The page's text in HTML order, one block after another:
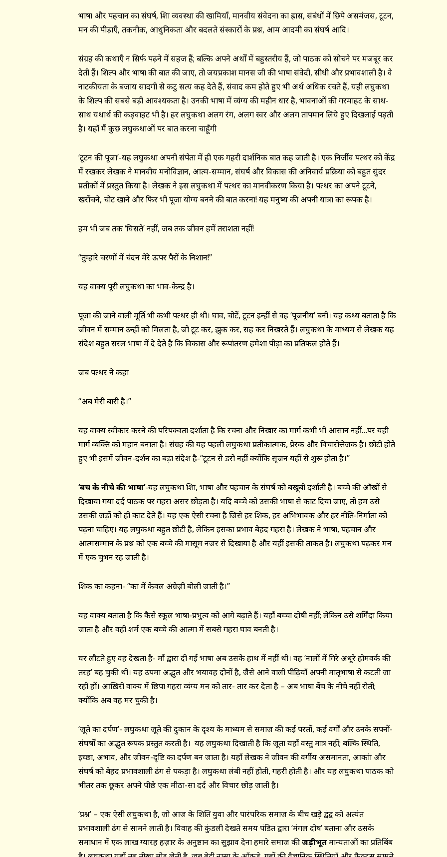
भाषा और पहचान का संघर्ष, शिक्षा व्यवस्था की खामियाँ, मानवीय संवेदना का ह्रास, संबंधों में छिपे असमंजस, टूटन,
मन की पीड़ाएँ, तकनीक, आधुनिकता और बदलते संस्कारों के प्रश्न, आम आदमी का संघर्ष आदि।
संग्रह की कथाएँ न सिर्फ पढ़ने में सहज हैं; बल्कि अपने अर्थों में बहुस्तरीय हैं, जो पाठक को सोचने पर मजबूर कर
देती हैं। शिल्प और भाषा की बात की जाए, तो जयप्रकाश मानस जी की भाषा संवेदी, सीधी और प्रभावशाली है। वे
नाटकीयता के बजाय सादगी से कटु सत्य कह देते हैं, संवाद कम होते हुए भी अर्थ अधिक रचते हैं, यही लघुकथा
के शिल्प की सबसे बड़ी आवश्यकता है। उनकी भाषा में व्यंग्य की महीन धार है, भावनाओं की गरमाहट के साथ-
साथ यथार्थ की कड़वाहट भी है। हर लघुकथा अलग रंग, अलग स्वर और अलग तापमान लिये हुए दिखलाई पड़ती
है। यहाँ मैं कुछ लघुकथाओं पर बात करना चाहूँगी
‘टूटन की पूजा’-यह लघुकथा अपनी संक्षेपता में ही एक गहरी दार्शनिक बात कह जाती है। एक निर्जीव पत्थर को केंद्र
में रखकर लेखक ने मानवीय मनोविज्ञान, आत्म-सम्मान, संघर्ष और विकास की अनिवार्य प्रक्रिया को बहुत सुंदर
प्रतीकों में प्रस्तुत किया है। लेखक ने इस लघुकथा में पत्थर का मानवीकरण किया है। पत्थर का अपने टूटने,
खरोंचने, चोट खाने और फिर भी पूजा योग्य बनने की बात करना! यह मनुष्य की अपनी यात्रा का रूपक है।
हम भी जब तक ‘घिसते’ नहीं, जब तक जीवन हमें तराशता नहीं!
“तुम्हारे चरणों में चंदन मेरे ऊपर पैरों के निशान!”
यह वाक्य पूरी लघुकथा का भाव-केन्द्र है।
पूजा की जाने वाली मूर्ति भी कभी पत्थर ही थी। घाव, चोटें, टूटन इन्हीं से वह ‘पूजनीय’ बनी। यह कथ्य बताता है कि
जीवन में सम्मान उन्हीं को मिलता है, जो टूट कर, झुक कर, सह कर निखरते हैं। लघुकथा के माध्यम से लेखक यह
संदेश बहुत सरल भाषा में दे देते है कि विकास और रूपांतरण हमेशा पीड़ा का प्रतिफल होते हैं।
जब पत्थर ने कहा
“अब मेरी बारी है।”
यह वाक्य स्वीकार करने की परिपक्वता दर्शाता है कि रचना और निखार का मार्ग कभी भी आसान नहीं…पर यही
मार्ग व्यक्ति को महान बनाता है। संग्रह की यह पहली लघुकथा प्रतीकात्मक, प्रेरक और विचारोत्तेजक है। छोटी होते
हुए भी इसमें जीवन-दर्शन का बड़ा संदेश है-“टूटन से डरो नहीं क्योंकि सृजन यहीं से शुरू होता है।”
‘बेंच के नीचे की भाषा’-यह लघुकथा शिक्षा, भाषा और पहचान के संघर्ष को बखूबी दर्शाती है। बच्चे की आँखों से
दिखाया गया दर्द पाठक पर गहरा असर छोड़ता है। यदि बच्चे को उसकी भाषा से काट दिया जाए, तो हम उसे
उसकी जड़ों को ही काट देते हैं। यह एक ऐसी रचना है जिसे हर शिक्षक, हर अभिभावक और हर नीति-निर्माता को
पढ़ना चाहिए। यह लघुकथा बहुत छोटी है, लेकिन इसका प्रभाव बेहद गहरा है। लेखक ने भाषा, पहचान और
आत्मसम्मान के प्रश्न को एक बच्चे की मासूम नजर से दिखाया है और यहीं इसकी ताकत है। लघुकथा पढ़कर मन
में एक चुभन रह जाती है।
शिक्षक का कहना- “कक्षा में केवल अंग्रेज़ी बोली जाती है।”
यह वाक्य बताता है कि कैसे स्कूल भाषा-प्रभुत्व को आगे बढ़ाते हैं। यहाँ बच्चा दोषी नहीं; लेकिन उसे शर्मिंदा किया
जाता है और वही शर्म एक बच्चे की आत्मा में सबसे गहरा घाव बनती है।
घर लौटते हुए वह देखता है- माँ द्वारा दी गई भाषा अब उसके हाथ में नहीं थी। वह ‘नालों में गिरे अधूरे होमवर्क की
तरह’ बह चुकी थी। यह उपमा अद्भुत और भयावह दोनों है, जैसे आने वाली पीढ़ियाँ अपनी मातृभाषा से कटती जा
रही हों। आख़िरी वाक्य में छिपा गहरा व्यंग्य मन को तार- तार कर देता है – अब भाषा बेंच के नीचे नहीं रोती;
क्योंकि अब वह मर चुकी है।
‘जूते का दर्पण’- लघुकथा जूते की दुकान के दृश्य के माध्यम से समाज की कई परतों, कई वर्गों और उनके सपनों-
संघर्षों का अद्भुत रूपक प्रस्तुत करती है। यह लघुकथा दिखाती है कि जूता यहाँ वस्तु मात्र नहीं; बल्कि स्थिति,
इच्छा, अभाव, और जीवन-दृष्टि का दर्पण बन जाता है। यहाँ लेखक ने जीवन की वर्गीय असमानता, आकांक्षा और
संघर्ष को बेहद प्रभावशाली ढंग से पकड़ा है। लघुकथा लंबी नहीं होती, गहरी होती है। और यह लघुकथा पाठक को
भीतर तक छूकर अपने पीछे एक मीठा-सा दर्द और विचार छोड़ जाती है।
‘प्रश्न’ – एक ऐसी लघुकथा है, जो आज के शिक्षित युवा और पारंपरिक समाज के बीच खड़े द्वंद्व को अत्यंत
प्रभावशाली ढंग से सामने लाती है। विवाह की कुंडली देखते समय पंडित द्वारा ‘मंगल दोष’ बताना और उसके
समाधान में एक लाख ग्यारह हज़ार के अनुष्ठान का सुझाव देना हमारे समाज कीजड़ीभूतमान्यताओं का प्रतिबिंब